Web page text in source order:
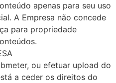
apenas para seu uso
A Empresa não concede
para propriedade
ou efetuar upload do
a ceder os direitos do